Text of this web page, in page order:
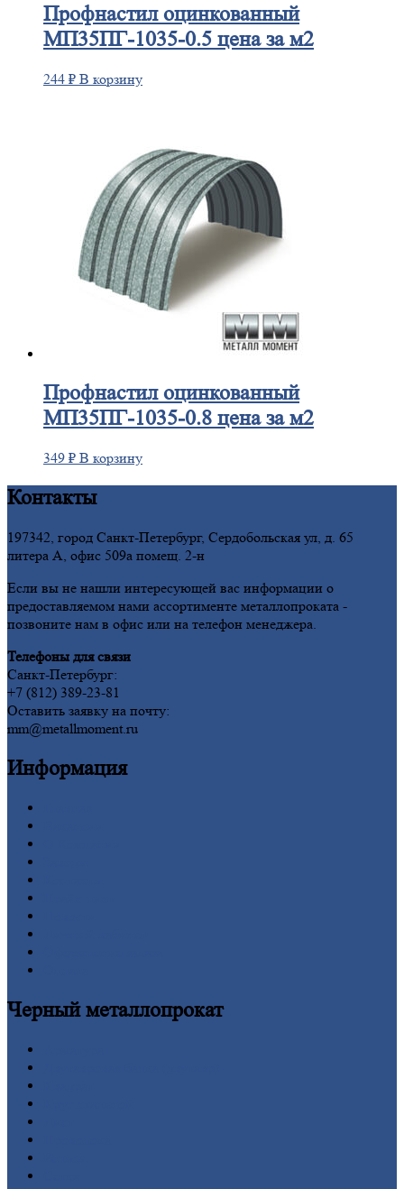
Профнастилоцинкованный
МП35ПГ-1035-0.5 цена за м2
244 ₽ В корзину
Профнастилоцинкованный
МП35ПГ-1035-0.8 цена за м2
349 ₽ В корзину
Контакты
197342, город Санкт-Петербург, Сердобольская ул, д. 65
литера А, офис 509а помещ. 2-н
Если вы не нашли интересующей вас информации о
предоставляемом нами ассортименте металлопроката -
позвоните нам в офис или на телефон менеджера.
Телефоны для связи
Санкт-Петербург:
+7 (812) 389-23-81
Оставить заявку на почту:
mm@metallmoment.ru
Информация
Черныйметаллопрокат